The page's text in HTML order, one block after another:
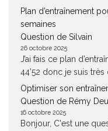
Plan d’entraînement
semaines
Question de Silvain
26 octobre 2025
J’ai fais ce plan
44’52 donc je suis très
Optimiser son
Question de Rémy
16 octobre 2025
Bonjour, C'est une